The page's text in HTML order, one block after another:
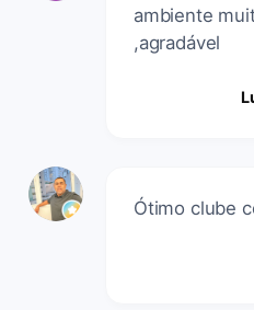
ambiente
,agradável
Ótimo clube